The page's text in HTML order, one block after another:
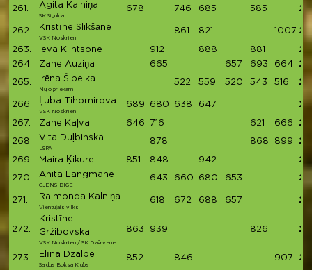
261. Agita Kalniņa
SK Sigulda
678 746 685 585
262. Kristīne Slikšāne
VSK Noskrien
861 821 1007
263. Ieva Klintsone 912 888 881
264.
Zane Auziņa 665 657 693 664
265. Irēna Šibeika
Nūjo priekam
522 559 520 543 516
266. Ļuba Tihomirova
VSK Noskrien
689 680 638 647
267. Zane Kaļva 646 716 621 666
268. Vita Duļbinska
LSPA
878 868 899
269. Maira Ķikure 851 848 942
270. Anita Langmane
GJENSIDIGE
643 660 680 653
271. Raimonda Kalniņa
Vientuļais vilks
618 672 688 657
272.
Kristīne
Gržibovska
VSK Noskrien / SK Dzērvene
863 939 826
273. Elīna Dzalbe
Saldus Boksa Klubs
852 846 907